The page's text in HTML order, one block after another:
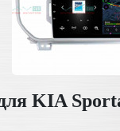
KIA